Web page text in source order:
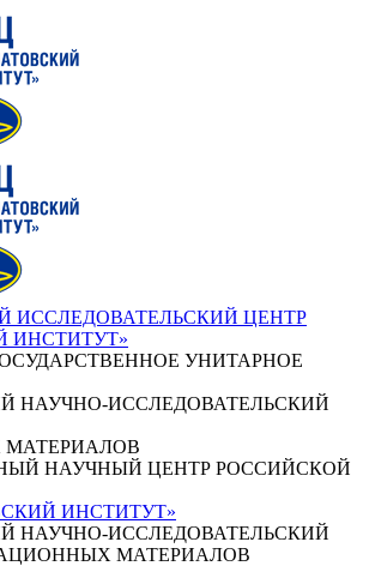
ИССЛЕДОВАТЕЛЬСКИЙ ЦЕНТР
ИНСТИТУТ»
УНИТАРНОЕ
НАУЧНО-ИССЛЕДОВАТЕЛЬСКИЙ
НАУЧНЫЙ ЦЕНТР РОССИЙСКОЙ
ИНСТИТУТ»
НАУЧНО-ИССЛЕДОВАТЕЛЬСКИЙ
МАТЕРИАЛОВ